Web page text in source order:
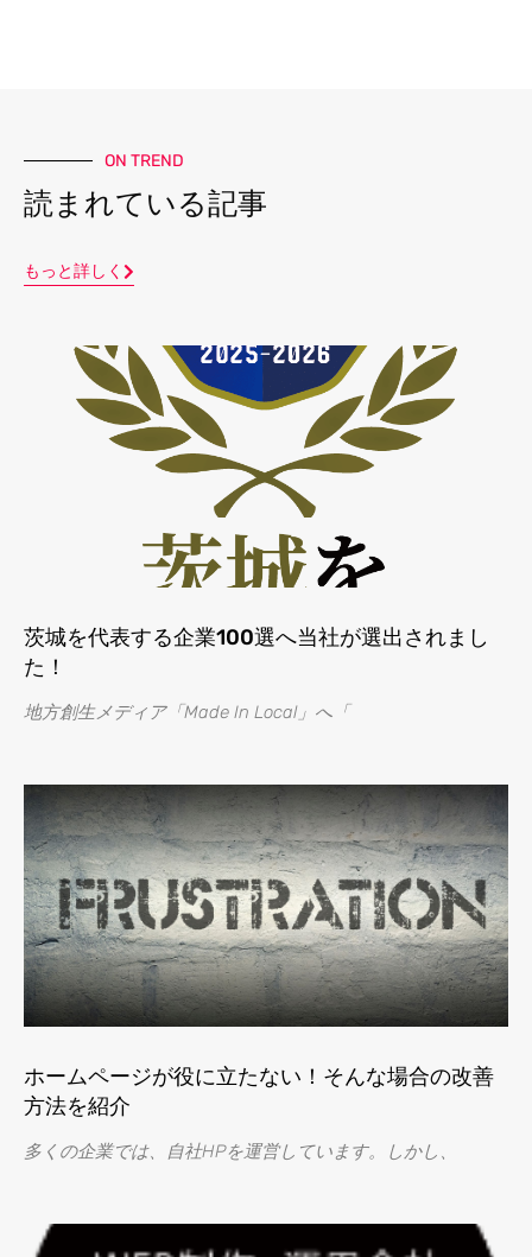
ON TREND
読まれている記事
もっと詳しく
茨城を代表する企業100選へ当社が選出されまし
た！
地方創生メディア「Made In Local」へ「
ホームページが役に立たない！そんな場合の改善
方法を紹介
多くの企業では、自社HPを運営しています。しかし、